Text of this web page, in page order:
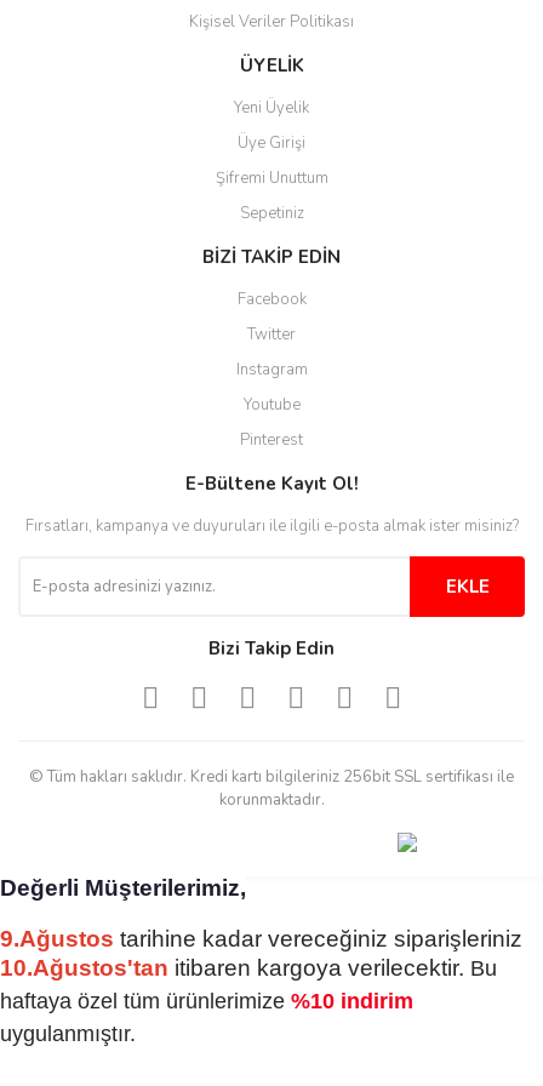
kolaylaşıyor. Yani site de
hazırlanmış çok düzenli bir site.
derecede beğendim
Kolay ve hizli alisveris
Deneyimini Paylaş
Kişisel Veriler Politikası
ÜYELİK
Yeni Üyelik
Üye Girişi
Şifremi Unuttum
Sepetiniz
BİZİ TAKİP EDİN
Facebook
Twitter
Instagram
Youtube
Pinterest
E-Bültene Kayıt Ol!
Fırsatları, kampanya ve duyuruları ile ilgili e-posta almak ister misiniz?
EKLE
Bizi Takip Edin
© Tüm hakları saklıdır. Kredi kartı bilgileriniz 256bit SSL sertifikası ile
korunmaktadır.
Değerli Müşterilerimiz,
9.Ağustos tarihine kadar vereceğiniz siparişleriniz
10.Ağustos'tan itibaren kargoya verilecektir. Bu
haftaya özel tüm ürünlerimize %10 indirim
uygulanmıştır.